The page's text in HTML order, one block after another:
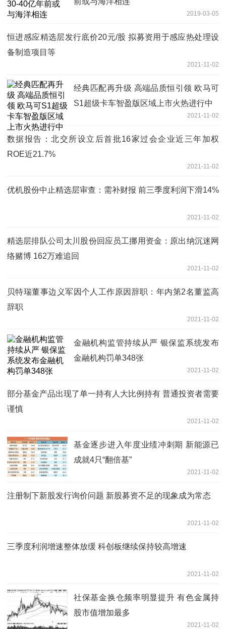
2019-03-05
恒进感应精选层发行底价20元/股 拟募资用于感应热处理设
备制造项目等
2021-11-02
经典匹配再升级 高端品质恒引领 欧马可
S1超级卡车智盈版区域上市火热进行中
2021-11-02
数据报告：北交所设立后首批16家过会企业近三年加权
ROE近21.7%
2021-11-02
优机股份中止精选层审查：需补财报 前三季度利润下滑14%
2021-11-02
精选层排队公司太川股份回应员工挪用资金：原出纳沉迷网
络赌博 162万难追回
2021-11-02
贝特瑞董事边义军因个人工作原因辞职：年内第2名董监高
辞职
2021-11-02
金融机构监管持续从严 银保监系统发布
金融机构罚单348张
2021-11-02
部分基金产品出现了单一持有人大比例持有 普通投资者需要
谨慎
2021-11-02
基金逐步进入年度业绩冲刺期 新能源已
成就4只“翻倍基”
2021-11-02
注册制下新股发行询价问题 新股募资不足的现象成为常态
2021-11-02
三季度利润增速整体放缓 科创板继续保持较高增速
2021-11-02
社保基金换仓频率明显提升 有色金属持
股市值增加最多
2021-11-02